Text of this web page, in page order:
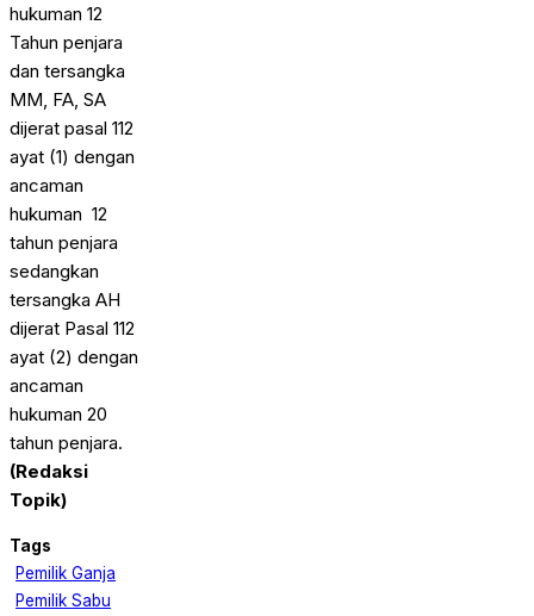
hukuman 12
Tahun penjara
dan tersangka
MM, FA, SA
dijerat pasal 112
ayat (1) dengan
ancaman
hukuman 12
tahun penjara
sedangkan
tersangka AH
dijerat Pasal 112
ayat (2) dengan
ancaman
hukuman 20
tahun penjara.
(Redaksi
Topik)
Tags
Pemilik Ganja
Pemilik Sabu